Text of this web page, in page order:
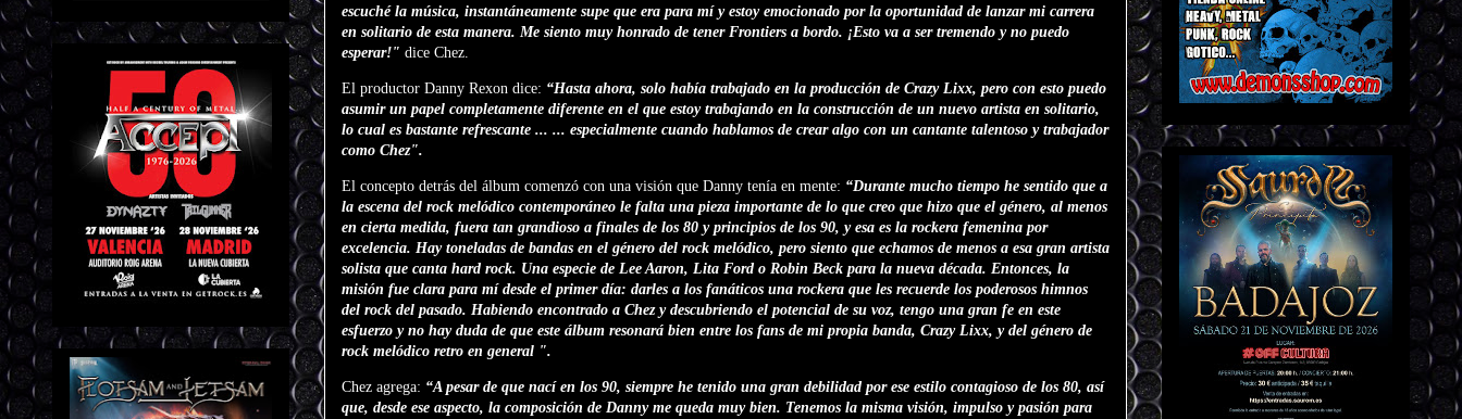
escuché la música, instantáneamente supe que era para mí y estoy emocionado por la oportunidad de lanzar mi carrera
en solitario de esta manera. Me siento muy honrado de tener Frontiers a bordo. ¡Esto va a ser tremendo y no puedo
esperar!" dice Chez.
El productor Danny Rexon dice: “Hasta ahora, solo había trabajado en la producción de Crazy Lixx, pero con esto puedo
asumir un papel completamente diferente en el que estoy trabajando en la construcción de un nuevo artista en solitario,
lo cual es bastante refrescante ... ... especialmente cuando hablamos de crear algo con un cantante talentoso y trabajador
como Chez".
El concepto detrás del álbum comenzó con una visión que Danny tenía en mente: “Durante mucho tiempo he sentido que a
la escena del rock melódico contemporáneo le falta una pieza importante de lo que creo que hizo que el género, al menos
en cierta medida, fuera tan grandioso a finales de los 80 y principios de los 90, y esa es la rockera femenina por
excelencia. Hay toneladas de bandas en el género del rock melódico, pero siento que echamos de menos a esa gran artista
solista que canta hard rock. Una especie de Lee Aaron, Lita Ford o Robin Beck para la nueva década. Entonces, la
misión fue clara para mí desde el primer día: darles a los fanáticos una rockera que les recuerde los poderosos himnos
del rock del pasado. Habiendo encontrado a Chez y descubriendo el potencial de su voz, tengo una gran fe en este
esfuerzo y no hay duda de que este álbum resonará bien entre los fans de mi propia banda, Crazy Lixx, y del género de
rock melódico retro en general ".
Chez agrega: “A pesar de que nací en los 90, siempre he tenido una gran debilidad por ese estilo contagioso de los 80, así
que, desde ese aspecto, la composición de Danny me queda muy bien. Tenemos la misma visión, impulso y pasión para